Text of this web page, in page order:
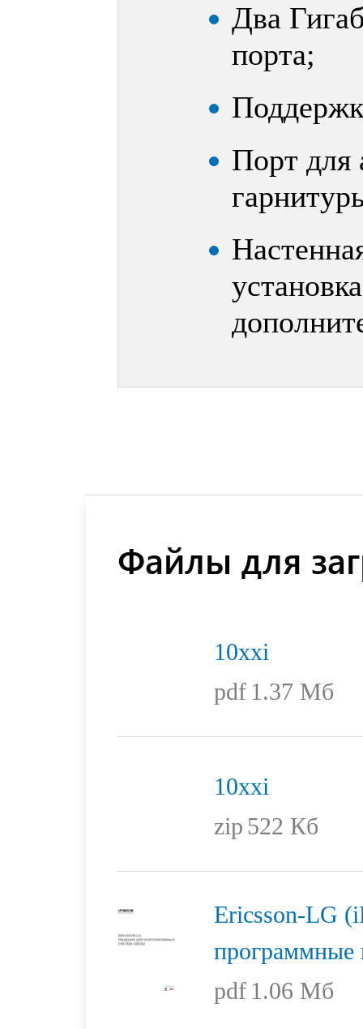
Два
порта;
Порт для
Файлы для
10xxi
pdf 1.37 Мб
10xxi
zip 522 Кб
Ericsson-LG
программные
pdf 1.06 Мб